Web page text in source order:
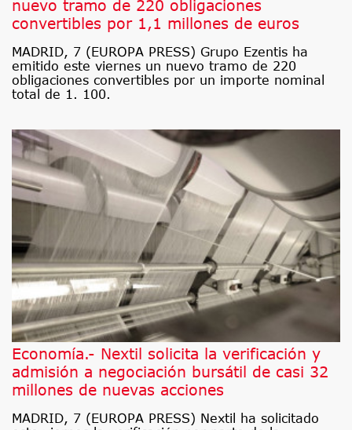
nuevo tramo de 220 obligaciones
convertibles por 1,1 millones de euros
MADRID, 7 (EUROPA PRESS) Grupo Ezentis ha
emitido este viernes un nuevo tramo de 220
obligaciones convertibles por un importe nominal
total de 1. 100.
Economía.- Nextil solicita la verificación y
admisión a negociación bursátil de casi 32
millones de nuevas acciones
MADRID, 7 (EUROPA PRESS) Nextil ha solicitado